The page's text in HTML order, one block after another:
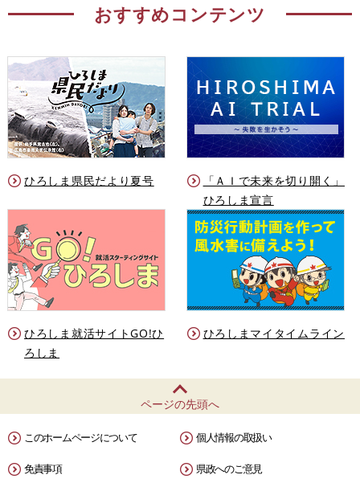
おすすめコンテンツ
ひろしま県民だより夏号
「ＡＩで未来を切り開く」
ひろしま宣言
ひろしま就活サイトGO!ひ
ろしま
ひろしまマイタイムライン
ページの先頭へ
このホームページについて 個人情報の取扱い
免責事項 県政へのご意見